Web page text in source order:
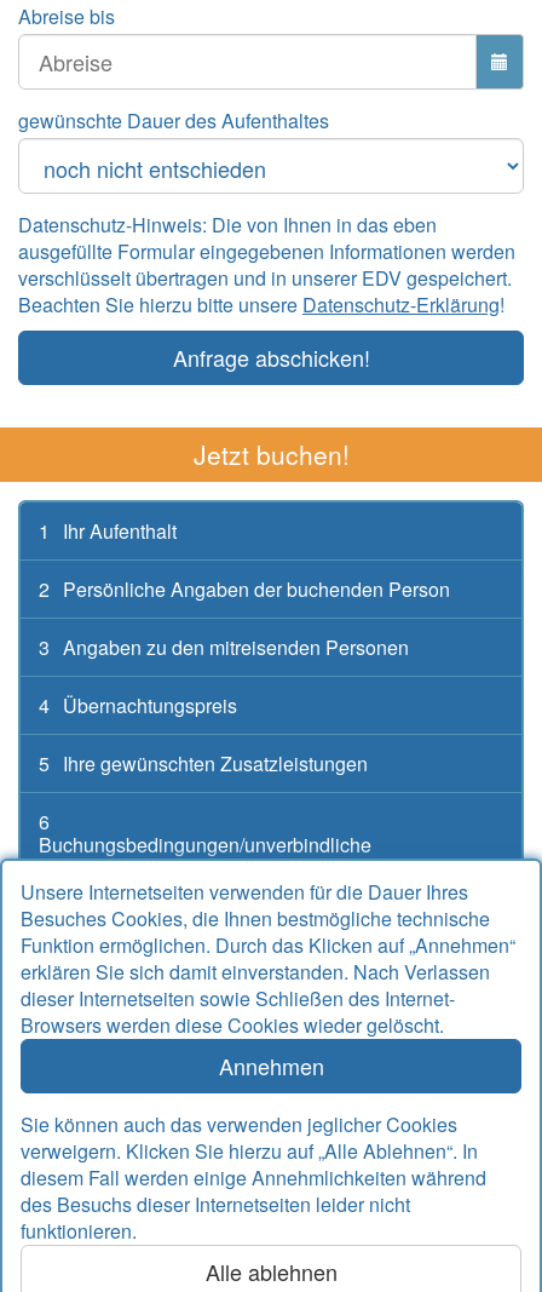
Unsere Internetseiten verwenden für die Dauer Ihres
Besuches Cookies, die Ihnen bestmögliche technische
Funktion ermöglichen. Durch das Klicken auf „Annehmen“
erklären Sie sich damit einverstanden. Nach Verlassen
dieser Internetseiten sowie Schließen des Internet-
Browsers werden diese Cookies wieder gelöscht.
Annehmen
Sie können auch das verwenden jeglicher Cookies
verweigern. Klicken Sie hierzu auf „Alle Ablehnen“. In
diesem Fall werden einige Annehmlichkeiten während
des Besuchs dieser Internetseiten leider nicht
funktionieren.
Alle ablehnen
Abreise bis
gewünschte Dauer des Aufenthaltes
Datenschutz-Hinweis: Die von Ihnen in das eben
ausgefüllte Formular eingegebenen Informationen werden
verschlüsselt übertragen und in unserer EDV gespeichert.
Beachten Sie hierzu bitte unsere Datenschutz-Erklärung!
Anfrage abschicken!
Jetzt buchen!
1 Ihr Aufenthalt
2 Persönliche Angaben der buchenden Person
3 Angaben zu den mitreisenden Personen
4 Übernachtungspreis
5 Ihre gewünschten Zusatzleistungen
6
Buchungsbedingungen/unverbindliche
Buchungsanfrage
Kontakt
Alter Sielweg 17 A
Telefon 04971 912667
Telefax
04971 925764
Email
info@rudek-ferienwohnungen.de
www.rudek-ferienwohnungen.de
Inhalte